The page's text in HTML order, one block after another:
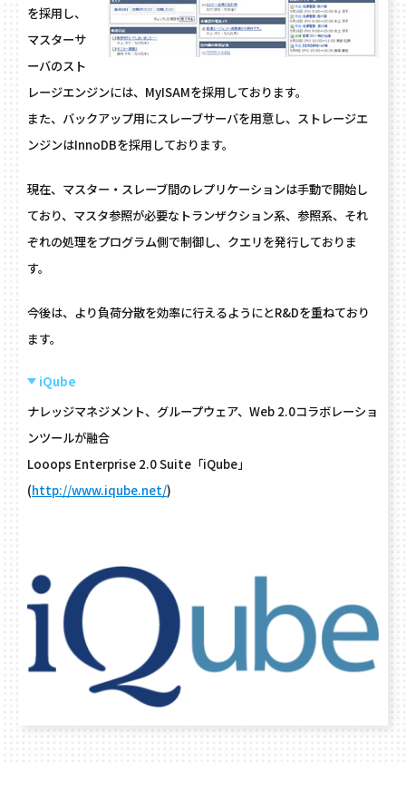
を採用し、
マスターサ
ーバのスト
レージエンジンには、MyISAMを採用しております。
また、バックアップ用にスレーブサーバを用意し、ストレージエ
ンジンはInnoDBを採用しております。
現在、マスター・スレーブ間のレプリケーションは手動で開始し
ており、マスタ参照が必要なトランザクション系、参照系、それ
ぞれの処理をプログラム側で制御し、クエリを発行しておりま
す。
今後は、より負荷分散を効率に行えるようにとR&Dを重ねており
ます。
iQube
ナレッジマネジメント、グループウェア、Web 2.0コラボレーショ
ンツールが融合
Looops Enterprise 2.0 Suite「iQube」
(http://www.iqube.net/)